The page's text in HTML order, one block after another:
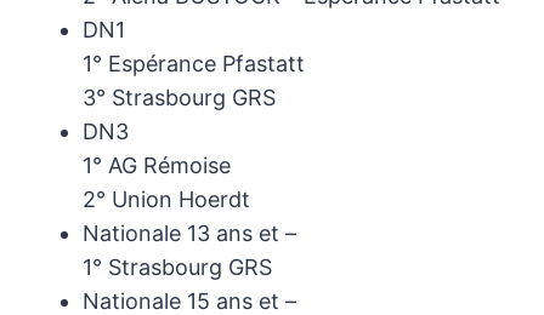
DN1
1° Espérance Pfastatt
3° Strasbourg GRS
DN3
1° AG Rémoise
2° Union Hoerdt
Nationale 13 ans et –
1° Strasbourg GRS
Nationale 15 ans et –